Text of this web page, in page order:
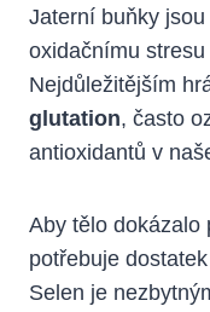
Jaterní buňky
oxidačnímu
Nejdůležitějším
glutation, často
antioxidantů v
Aby tělo dokázalo
potřebuje
Selen je